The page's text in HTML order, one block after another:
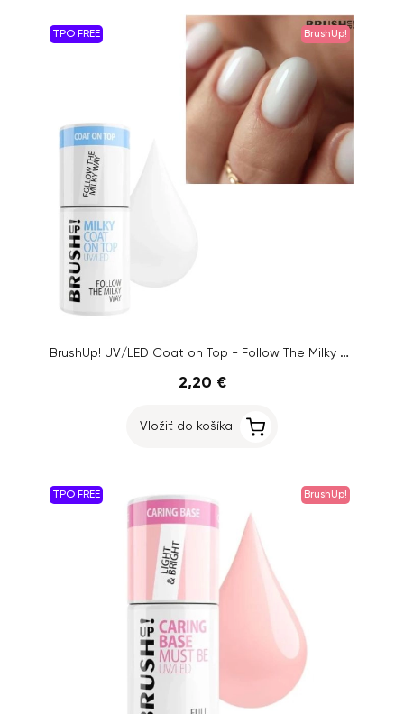
TPO FREE BrushUp!
BrushUp! UV/LED Coat on Top - Follow The Milky Way, 5g
2,20 €
Vložiť do košíka
TPO FREE BrushUp!